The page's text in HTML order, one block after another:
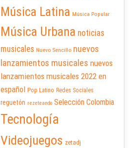
Música Latina Música Popular
Música Urbana noticias
musicales Nuevo Sencillo nuevos
lanzamientos musicales nuevos
lanzamientos musicales 2022 en
español Pop Latino Redes Sociales
reguetón rezeteando Selección Colombia
Tecnología
Videojuegos zetadj